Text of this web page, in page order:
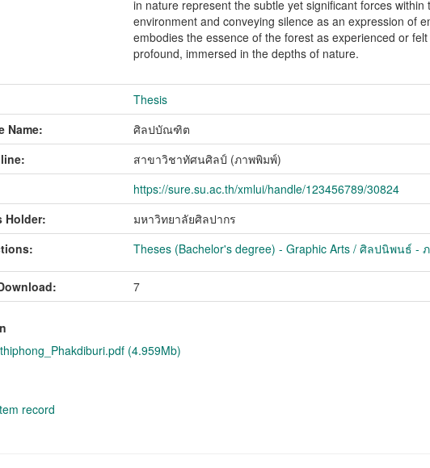
in nature represent the subtle yet significant forces
environment and conveying silence as an expression of
embodies the essence of the forest as experienced or
profound, immersed in the depths of nature.
Thesis
Name:
ศิลปบัณฑิต
สาขาวิชาทัศนศิลป์ (ภาพพิมพ์)
https://sure.su.ac.th/xmlui/handle/123456789/30824
Holder:
มหาวิทยาลัยศิลปากร
Theses (Bachelor's degree) - Graphic Arts / ศิลปนิพนธ์ -
7
(4.959Mb)
record